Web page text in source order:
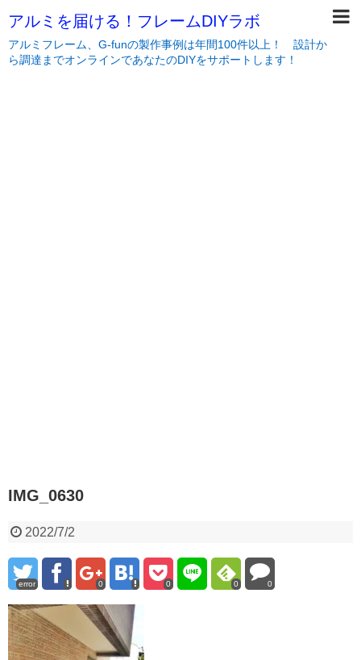
アルミを届ける！フレームDIYラボ
アルミフレーム、G-funの製作事例は年間100件以上！ 設計か
ら調達までオンラインであなたのDIYをサポートします！
IMG_0630
2022/7/2
error 0 0 0 0